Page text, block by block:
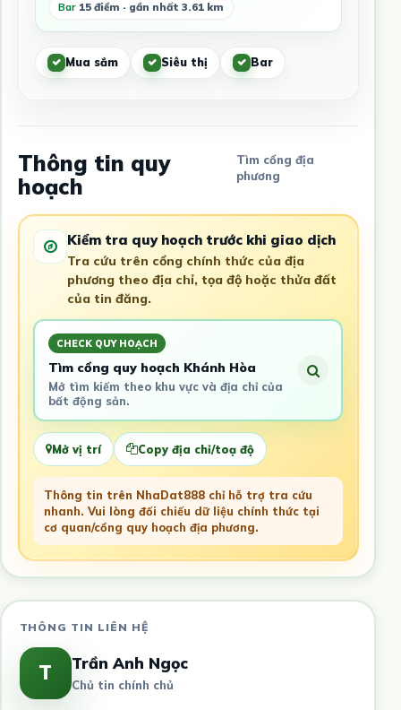
Bar 15 điểm · gần nhất 3.61 km
Mua sắm Siêu thị Bar
Thông tin quy
hoạch
Tìm cổng địa
phương
Kiểm tra quy hoạch trước khi giao dịch
Tra cứu trên cổng chính thức của địa
phương theo địa chỉ, tọa độ hoặc thửa đất
của tin đăng.
CHECK QUY HOẠCH
Tìm cổng quy hoạch Khánh Hòa
Mở tìm kiếm theo khu vực và địa chỉ của
bất động sản.
Mở vị trí Copy địa chỉ/toạ độ
Thông tin trên NhaDat888 chỉ hỗ trợ tra cứu
nhanh. Vui lòng đối chiếu dữ liệu chính thức tại
cơ quan/cổng quy hoạch địa phương.
THÔNG TIN LIÊN HỆ
T Trần Anh Ngọc
Chủ tin chính chủ